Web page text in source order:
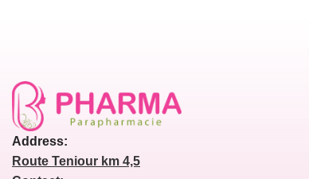
Address:
Route Teniour km 4,5